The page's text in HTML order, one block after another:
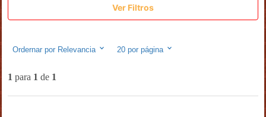
Ver Filtros
Ordernar por Relevancia 20por página
1 para 1 de 1